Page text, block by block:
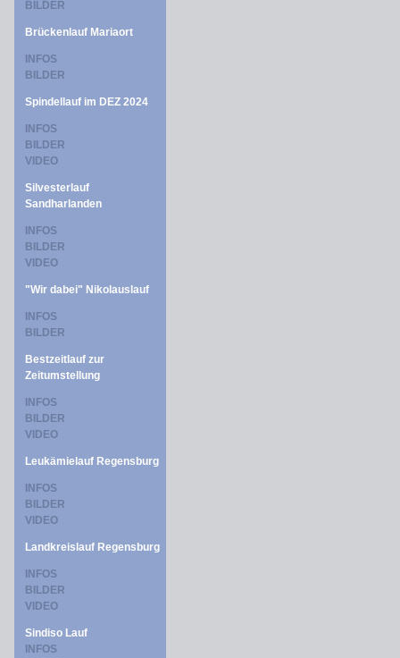
BILDER
Brückenlauf Mariaort
INFOS
BILDER
Spindellauf im DEZ 2024
INFOS
BILDER
VIDEO
Silvesterlauf
Sandharlanden
INFOS
BILDER
VIDEO
"Wir dabei" Nikolauslauf
INFOS
BILDER
Bestzeitlauf zur
Zeitumstellung
INFOS
BILDER
VIDEO
Leukämielauf Regensburg
INFOS
BILDER
VIDEO
Landkreislauf Regensburg
INFOS
BILDER
VIDEO
Sindiso Lauf
INFOS